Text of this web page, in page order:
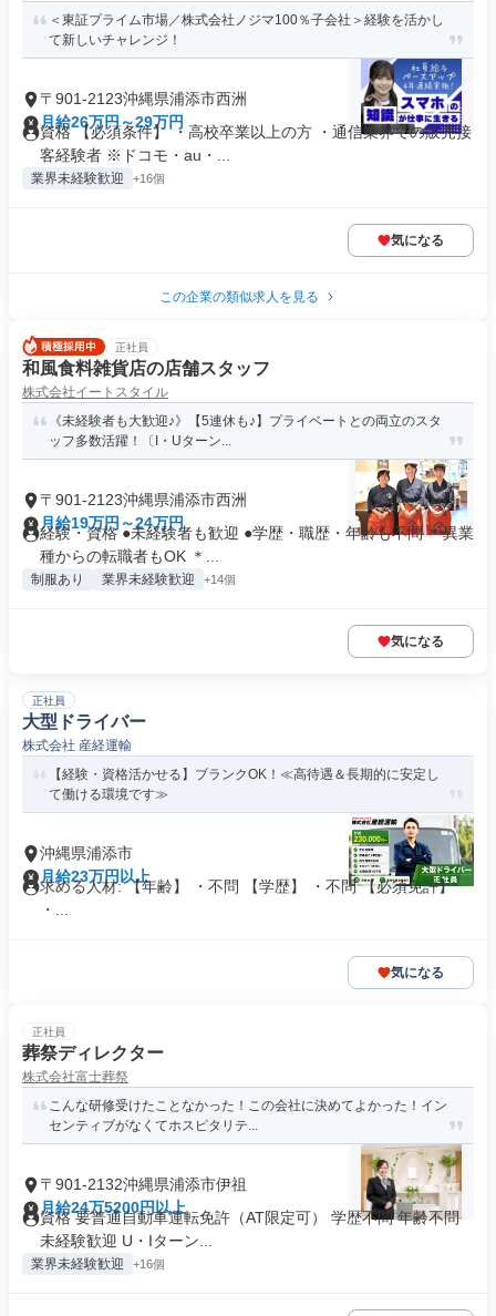
＜東証プライム市場／株式会社ノジマ100％子会社＞経験を活かし
て新しいチャレンジ！
〒901-2123沖縄県浦添市西洲
月給26万円～29万円
資格 【必須条件】 ・高校卒業以上の方 ・通信業界での販売接
客経験者 ※ドコモ・au・...
業界未経験歓迎 +16個
気になる
この企業の類似求人を見る
正社員
和風食料雑貨店の店舗スタッフ
株式会社イートスタイル
《未経験者も大歓迎♪》【5連休も♪】プライベートとの両立のスタ
ッフ多数活躍！〔I・Uターン...
〒901-2123沖縄県浦添市西洲
月給19万円～24万円
経験・資格 ●未経験者も歓迎 ●学歴・職歴・年齢も不問 ＊異業
種からの転職者もOK ＊...
制服あり 業界未経験歓迎 +14個
気になる
正社員
大型ドライバー
株式会社 産経運輸
【経験・資格活かせる】ブランクOK！≪高待遇＆長期的に安定し
て働ける環境です≫
沖縄県浦添市
月給23万円以上
求める人材: 【年齢】 ・不問 【学歴】 ・不問 【必須免許】
・...
気になる
正社員
葬祭ディレクター
株式会社富士葬祭
こんな研修受けたことなかった！この会社に決めてよかった！イン
センティブがなくてホスピタリテ...
〒901-2132沖縄県浦添市伊祖
月給24万5200円以上
資格 要普通自動車運転免許（AT限定可） 学歴不問 年齢不問
未経験歓迎 U・Iターン...
業界未経験歓迎 +16個